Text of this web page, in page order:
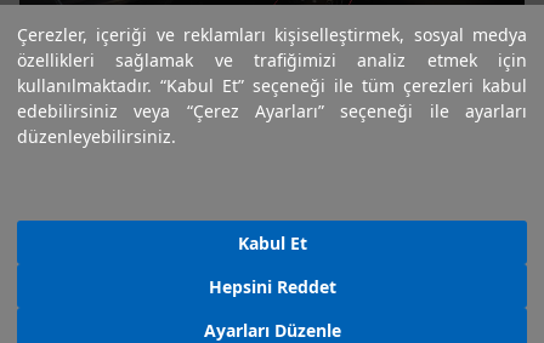
Çerezler, içeriği ve reklamları kişiselleştirmek, sosyal medya
özellikleri sağlamak ve trafiğimizi analiz etmek için
kullanılmaktadır. “Kabul Et” seçeneği ile tüm çerezleri kabul
edebilirsiniz veya “Çerez Ayarları” seçeneği ile ayarları
düzenleyebilirsiniz.
Ayarları Düzenle
Hepsini Reddet
Kabul Et